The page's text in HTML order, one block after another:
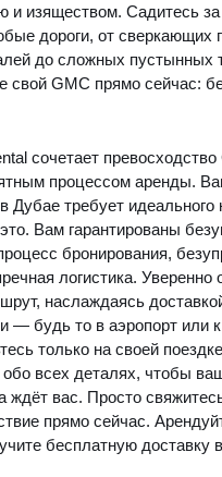
и изяществом. Садитесь
дороги, от сверкающих
до сложных пустынных
свой GMC прямо сейчас:
сочетает
процессом аренды.
Дубае требует
Вам гарантированы
бронирования,
логистика. Уверенно
наслаждаясь
— будь то в аэропорт или
только на своей
обо всех деталях, чтобы
ждёт вас. Просто
прямо сейчас.
бесплатную доставку